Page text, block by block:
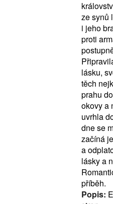
ze synů
i jeho
proti
lásku,
těch
prahu
okovy a
uvrhla
dne se
začíná
a
lásky a
příběh.
Popis: